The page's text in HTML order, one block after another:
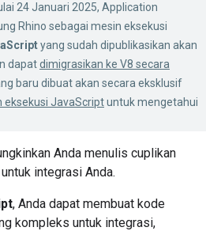
24 Januari 2025, Application
Rhino sebagai mesin eksekusi
yang sudah dipublikasikan akan
dapatdimigrasikan ke V8 secara
baru dibuat akan secara eksklusif
eksekusi JavaScriptuntuk mengetahui
Anda menulis cuplikan
integrasi Anda.
, Anda dapat membuat kode
kompleks untuk integrasi,